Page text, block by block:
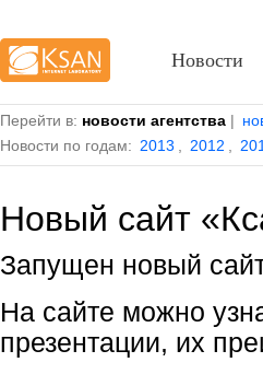
Перейти в: новости агентства |
Новости по годам: 2013 2012
Новый сайт
Запущен новый
На сайте можно
презентации, их
Новости